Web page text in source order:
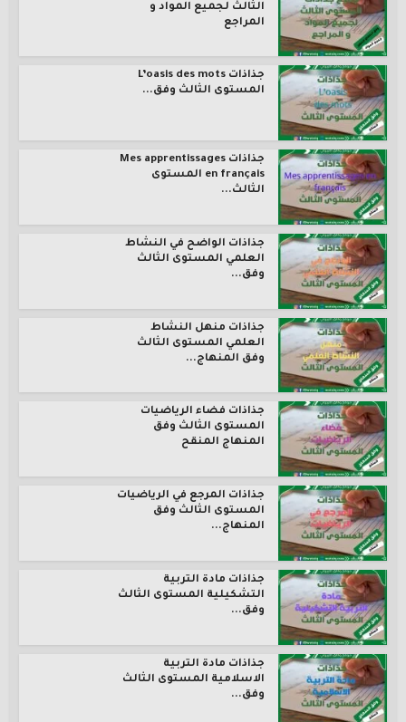
الثالث لجميع المواد و
المراجع
جذاذات L’oasis des mots
المستوى الثالث وفق...
جذاذات Mes apprentissages
en français المستوى
الثالث...
جذاذات الواضح في النشاط
العلمي المستوى الثالث
وفق...
جذاذات منهل النشاط
العلمي المستوى الثالث
وفق المنهاج...
جذاذات فضاء الرياضيات
المستوى الثالث وفق
المنهاج المنقح
جذاذات المرجع في الرياضيات
المستوى الثالث وفق
المنهاج...
جذاذات مادة التربية
التشكيلية المستوى الثالث
وفق...
جذاذات مادة التربية
الاسلامية المستوى الثالث
وفق...